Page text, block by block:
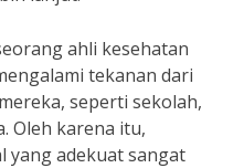
ahli kesehatan
tekanan dari
seperti sekolah,
Oleh karena itu,
yang adekuat sangat